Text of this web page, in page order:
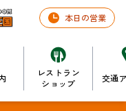
本日の営業
レストラン
ショップ
交通